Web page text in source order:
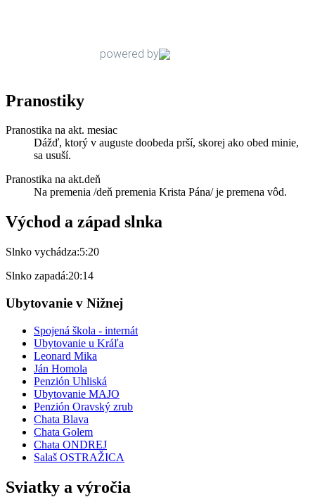
Pranostiky
Pranostika na akt. mesiac
Dážď, ktorý v auguste doobeda prší, skorej ako obed minie,
sa usuší.
Pranostika na akt.deň
Na premenia /deň premenia Krista Pána/ je premena vôd.
Východ a západ slnka
Slnko vychádza:5:20
Slnko zapadá:20:14
Ubytovanie v Nižnej
Spojená škola - internát
Ubytovanie u Kráľa
Leonard Mika
Ján Homola
Penzión Uhliská
Ubytovanie MAJO
Penzión Oravský zrub
Chata Blava
Chata Golem
Chata ONDREJ
Salaš OSTRAŽICA
Sviatky a výročia